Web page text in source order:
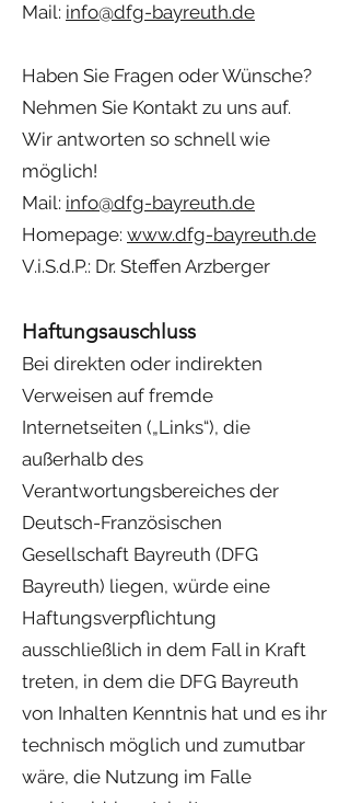
Mail: info@dfg-bayreuth.de
Haben Sie Fragen oder Wünsche?
Nehmen Sie Kontakt zu uns auf.
Wir antworten so schnell wie
möglich!
Mail: info@dfg-bayreuth.de
Homepage: www.dfg-bayreuth.de
V.i.S.d.P.: Dr. Steffen Arzberger
Haftungsauschluss
Bei direkten oder indirekten
Verweisen auf fremde
Internetseiten („Links“), die
außerhalb des
Verantwortungsbereiches der
Deutsch-Französischen
Gesellschaft Bayreuth (DFG
Bayreuth) liegen, würde eine
Haftungsverpflichtung
ausschließlich in dem Fall in Kraft
treten, in dem die DFG Bayreuth
von Inhalten Kenntnis hat und es ihr
technisch möglich und zumutbar
wäre, die Nutzung im Falle